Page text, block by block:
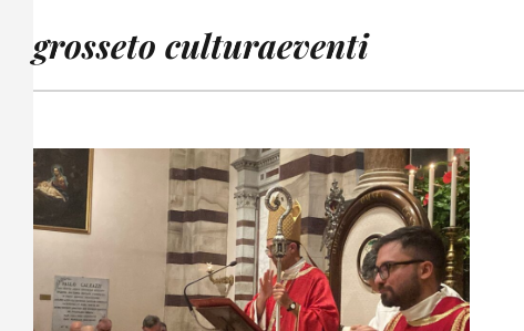
grosseto culturaeventi